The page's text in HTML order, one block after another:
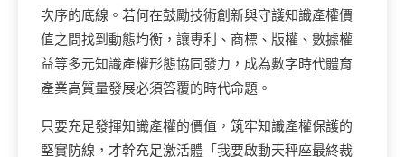
次序的底線。若何在鼓勵技術創新與守護知識產權價
值之間找到動態均衡，讓專利、商標、版權、數據權
益等多元知識產權形態協同發力，成為數字時代體育
產業高質量發展必須答覆的時代命題。
只要充足發揮知識產權的價值，筑牢知識產權保護的
堅實防線，才幹充足激活體「我要啟動天秤座最終裁